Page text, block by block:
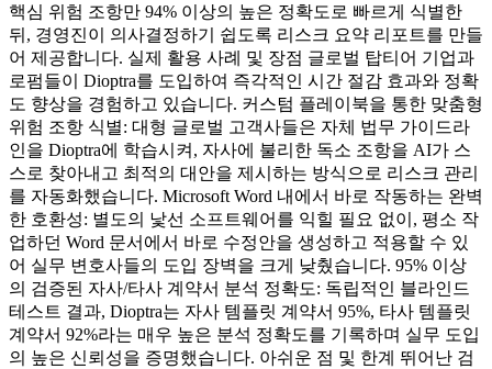
핵심 위험 조항만 94% 이상의 높은 정확도로 빠르게 식별한
뒤, 경영진이 의사결정하기 쉽도록 리스크 요약 리포트를 만들
어 제공합니다. 실제 활용 사례 및 장점 글로벌 탑티어 기업과
로펌들이 Dioptra를 도입하여 즉각적인 시간 절감 효과와 정확
도 향상을 경험하고 있습니다. 커스텀 플레이북을 통한 맞춤형
위험 조항 식별: 대형 글로벌 고객사들은 자체 법무 가이드라
인을 Dioptra에 학습시켜, 자사에 불리한 독소 조항을 AI가 스
스로 찾아내고 최적의 대안을 제시하는 방식으로 리스크 관리
를 자동화했습니다. Microsoft Word 내에서 바로 작동하는 완벽
한 호환성: 별도의 낯선 소프트웨어를 익힐 필요 없이, 평소 작
업하던 Word 문서에서 바로 수정안을 생성하고 적용할 수 있
어 실무 변호사들의 도입 장벽을 크게 낮췄습니다. 95% 이상
의 검증된 자사/타사 계약서 분석 정확도: 독립적인 블라인드
테스트 결과, Dioptra는 자사 템플릿 계약서 95%, 타사 템플릿
계약서 92%라는 매우 높은 분석 정확도를 기록하며 실무 도입
의 높은 신뢰성을 증명했습니다. 아쉬운 점 및 한계 뛰어난 검